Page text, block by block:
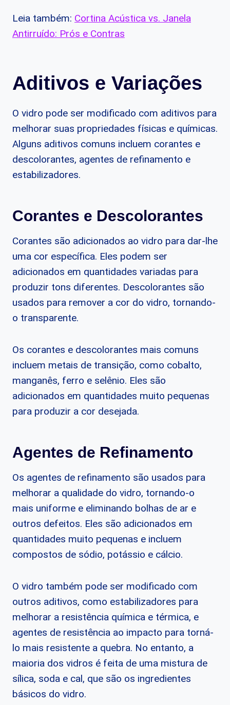
Leia também: Cortina Acústica vs. Janela
Antirruído: Prós e Contras
Aditivos e Variações
O vidro pode ser modificado com aditivos para
melhorar suas propriedades físicas e químicas.
Alguns aditivos comuns incluem corantes e
descolorantes, agentes de refinamento e
estabilizadores.
Corantes e Descolorantes
Corantes são adicionados ao vidro para dar-lhe
uma cor específica. Eles podem ser
adicionados em quantidades variadas para
produzir tons diferentes. Descolorantes são
usados para remover a cor do vidro, tornando-
o transparente.
Os corantes e descolorantes mais comuns
incluem metais de transição, como cobalto,
manganês, ferro e selênio. Eles são
adicionados em quantidades muito pequenas
para produzir a cor desejada.
Agentes de Refinamento
Os agentes de refinamento são usados para
melhorar a qualidade do vidro, tornando-o
mais uniforme e eliminando bolhas de ar e
outros defeitos. Eles são adicionados em
quantidades muito pequenas e incluem
compostos de sódio, potássio e cálcio.
O vidro também pode ser modificado com
outros aditivos, como estabilizadores para
melhorar a resistência química e térmica, e
agentes de resistência ao impacto para torná-
lo mais resistente a quebra. No entanto, a
maioria dos vidros é feita de uma mistura de
sílica, soda e cal, que são os ingredientes
básicos do vidro.